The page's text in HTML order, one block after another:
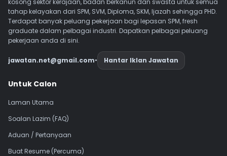
kosong sektor kerajaan, badan berkanun dan swasta untuk semua
tahap kelayakan dari SPM, SVM, Diploma, SKM, Ijazah sehingga PHD.
Terdapat banyak peluang pekerjaan bagi lepasan SPM, fresh
graduate dalam pelbagai industri. Dapatkan pelbagai peluang
pekerjaan anda di sini.
jawatan.net@gmail.com• Hantar Iklan Jawatan
Navigasi Footer
Untuk Calon
Laman Utama
Soalan Lazim (FAQ)
Aduan / Pertanyaan
Buat Resume (Percuma)